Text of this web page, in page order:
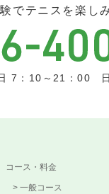
でテニスを楽し
7：10～21：00
コース・料金
一般コース